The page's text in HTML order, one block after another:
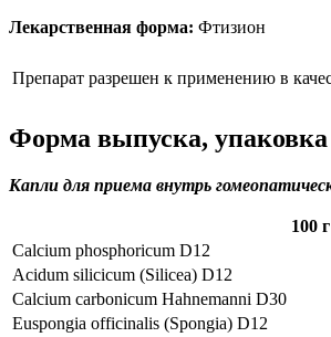
Лекарственная форма: Фтизион
Препарат разрешен к применению в
Форма выпуска,
Капли для приема внутрь
100 г
Calcium phosphoricum D12
Acidum silicicum (Silicea) D12
Calcium carbonicum Hahnemanni D30
Euspongia officinalis (Spongia) D12